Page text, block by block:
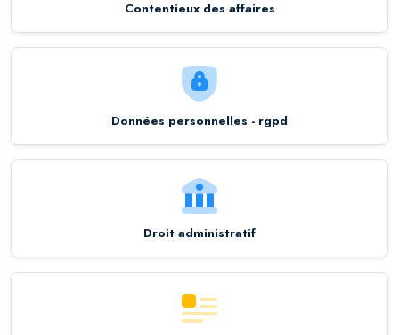
Contentieux des affaires
Données personnelles - rgpd
Droit administratif